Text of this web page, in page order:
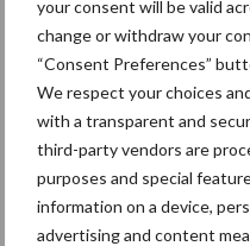
your consent will be valid
change or withdraw your
“Consent Preferences”
We respect your choices
with a transparent and
third-party vendors are
purposes and special
information on a device,
advertising and content
sommige pallets op elkaar
beschermen. Bevestig de
stapel om beschadiging
Wees voorzichtig bij het
dit bij voorkeur bij goede